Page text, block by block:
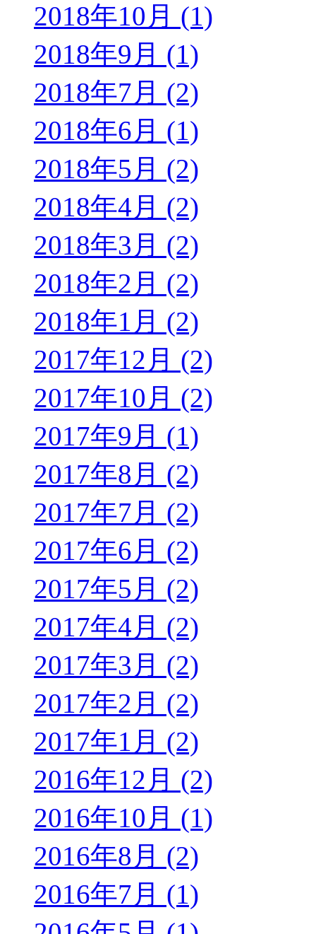
2018年10月 (1)
2018年9月 (1)
2018年7月 (2)
2018年6月 (1)
2018年5月 (2)
2018年4月 (2)
2018年3月 (2)
2018年2月 (2)
2018年1月 (2)
2017年12月 (2)
2017年10月 (2)
2017年9月 (1)
2017年8月 (2)
2017年7月 (2)
2017年6月 (2)
2017年5月 (2)
2017年4月 (2)
2017年3月 (2)
2017年2月 (2)
2017年1月 (2)
2016年12月 (2)
2016年10月 (1)
2016年8月 (2)
2016年7月 (1)